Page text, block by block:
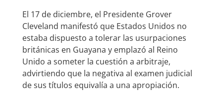
El 17 de diciembre, el Presidente Grover
Cleveland manifestó que Estados Unidos no
estaba dispuesto a tolerar las usurpaciones
británicas en Guayana y emplazó al Reino
Unido a someter la cuestión a arbitraje,
advirtiendo que la negativa al examen judicial
de sus títulos equivalía a una apropiación.